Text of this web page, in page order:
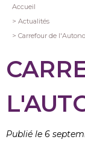
Fil
d'Ariane
Accueil
Actualités
Carrefour de
Publié le 6